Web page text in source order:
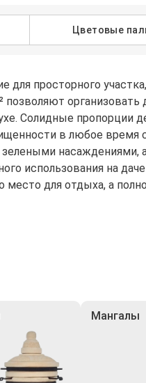
Цветовые
просторного
Солидные пропорции
в любое время
насаждениями,
использования на
для отдыха, а
Мангалы